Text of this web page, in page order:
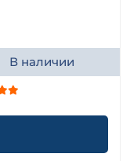
В наличии